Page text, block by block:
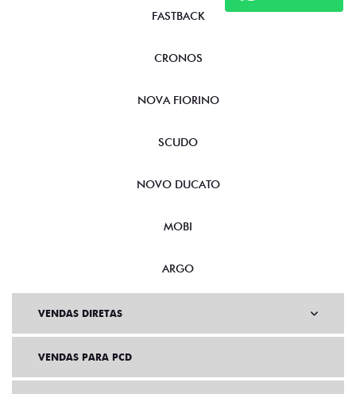
FASTBACK
CRONOS
NOVA FIORINO
SCUDO
NOVO DUCATO
MOBI
ARGO
VENDAS DIRETAS
VENDAS PARA PCD